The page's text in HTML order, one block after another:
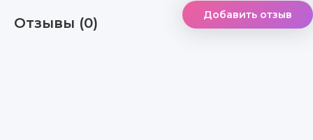
Отзывы (0) Добавить отзыв